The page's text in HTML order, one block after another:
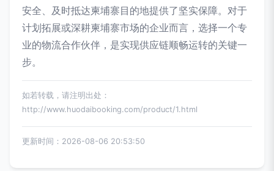
安全、及时抵达柬埔寨目的地提供了坚实保障。对于
计划拓展或深耕柬埔寨市场的企业而言，选择一个专
业的物流合作伙伴，是实现供应链顺畅运转的关键一
步。
如若转载，请注明出处：
http://www.huodaibooking.com/product/1.html
更新时间：2026-08-06 20:53:50